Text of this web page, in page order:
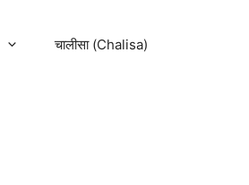
चालीसा (Chalisa)